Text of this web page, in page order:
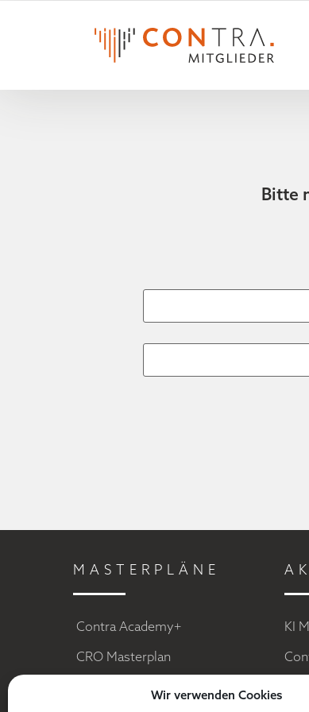
Wir verwenden Cookies
Bitte
MASTERPLÄNE
Contra Academy+
CRO Masterplan
Facebook Ads
KI